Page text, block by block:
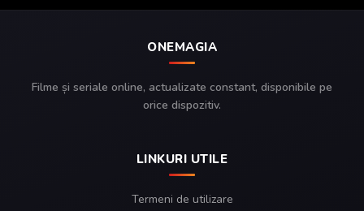
ONEMAGIA
Filme și seriale online, actualizate constant, disponibile pe
orice dispozitiv.
LINKURI UTILE
Termeni de utilizare